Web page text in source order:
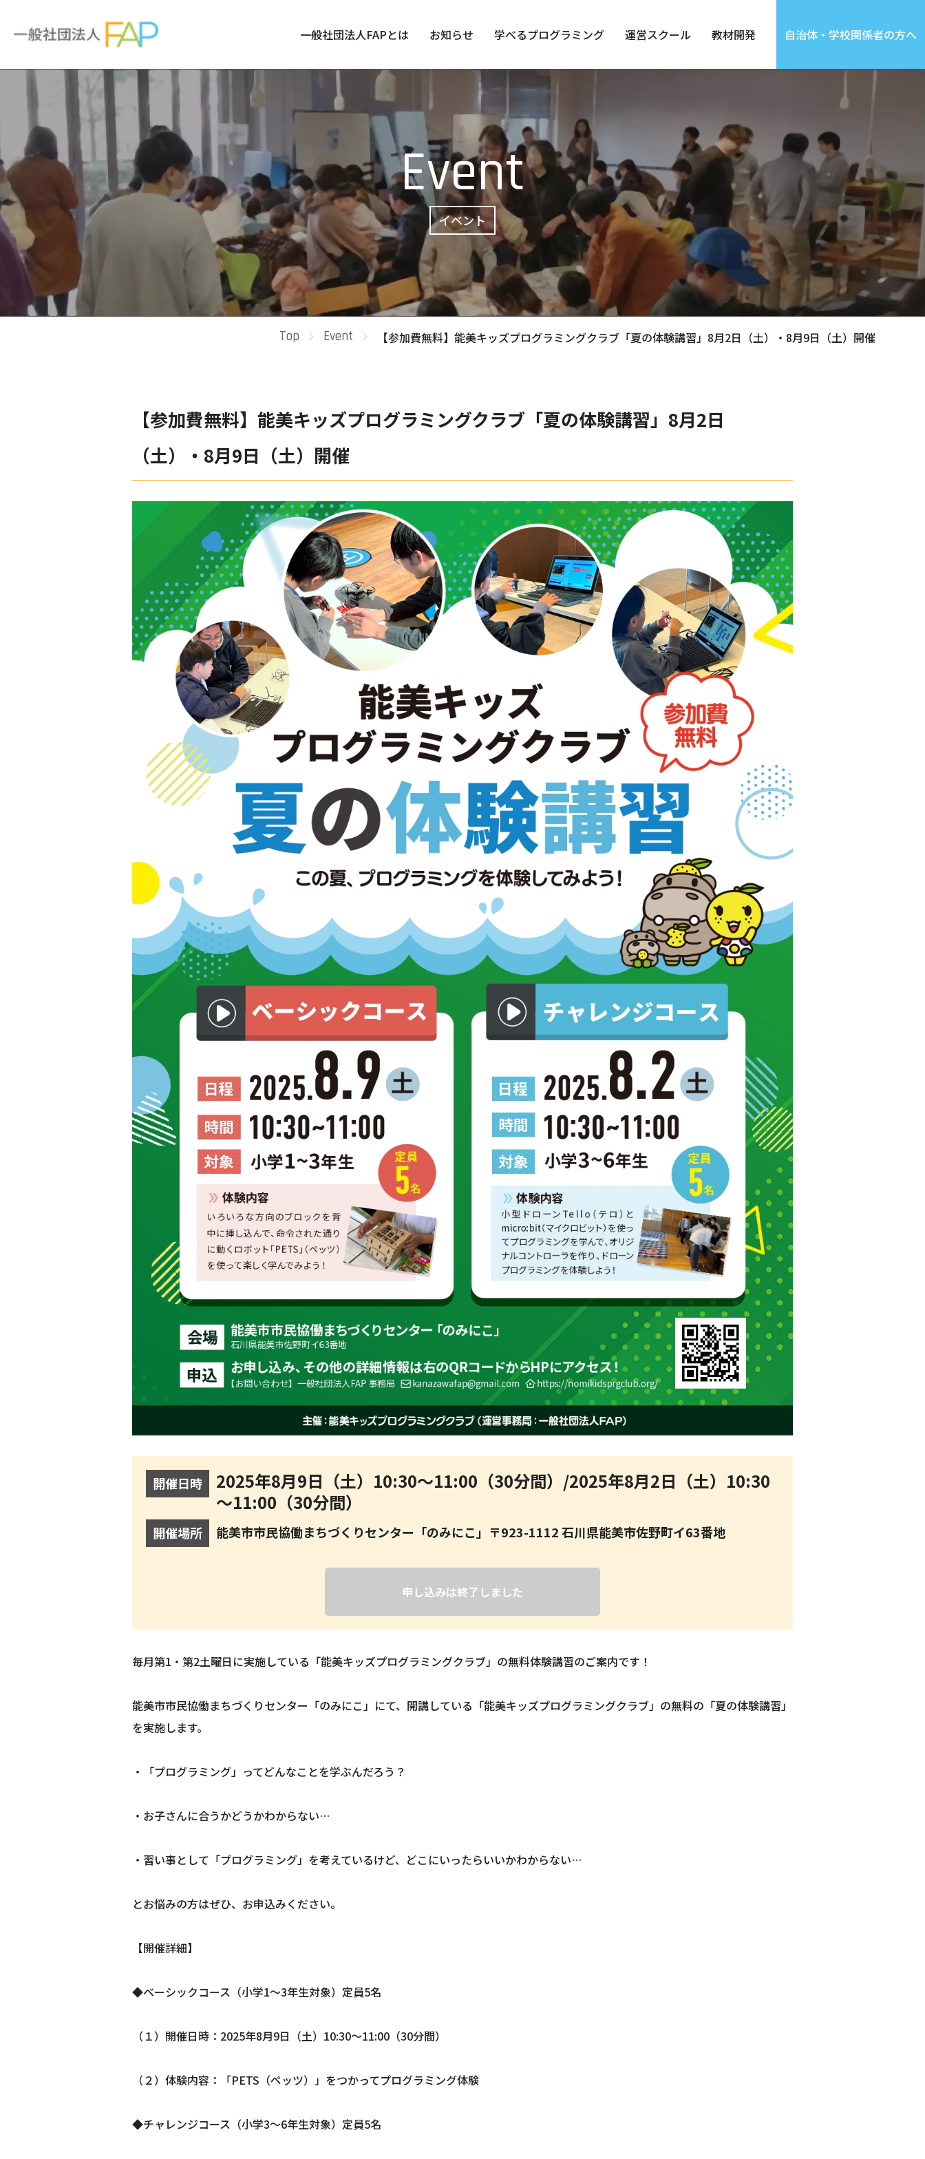
一般社団法人FAPとは お知らせ 学べるプログラミング 運営スクール 教材開発 自治体・ 学校関係者の方へ
Event
イベント
Top Event 【参加費無料】能美キッズプログラミングクラブ「夏の体験講習」8月2日（土）・8月9日（土）開催
【参加費無料】能美キッズプログラミングクラブ「夏の体験講習」8月2日
（土）・8月9日（土）開催
開催日時
2025年8月9日（土）10:30～11:00（30分間）/2025年8月2日（土）10:30
～11:00（30分間）
開催場所 能美市市民協働まちづくりセンター「のみにこ」〒923-1112 石川県能美市佐野町イ63番地
申し込みは終了しました
毎月第1・第2土曜日に実施している「能美キッズプログラミングクラブ」の無料体験講習のご案内です！
能美市市民協働まちづくりセンター「のみにこ」にて、開講している「能美キッズプログラミングクラブ」の無料の「夏の体験講習」
を実施します。
・「プログラミング」ってどんなことを学ぶんだろう？
・お子さんに合うかどうかわからない…
・習い事として「プログラミング」を考えているけど、どこにいったらいいかわからない…
とお悩みの方はぜひ、お申込みください。
【開催詳細】
◆ベーシックコース（小学1～3年生対象）定員5名
（１）開催日時：2025年8月9日（土）10:30～11:00（30分間）
（２）体験内容：「PETS（ペッツ）」をつかってプログラミング体験
◆チャレンジコース（小学3～6年生対象）定員5名